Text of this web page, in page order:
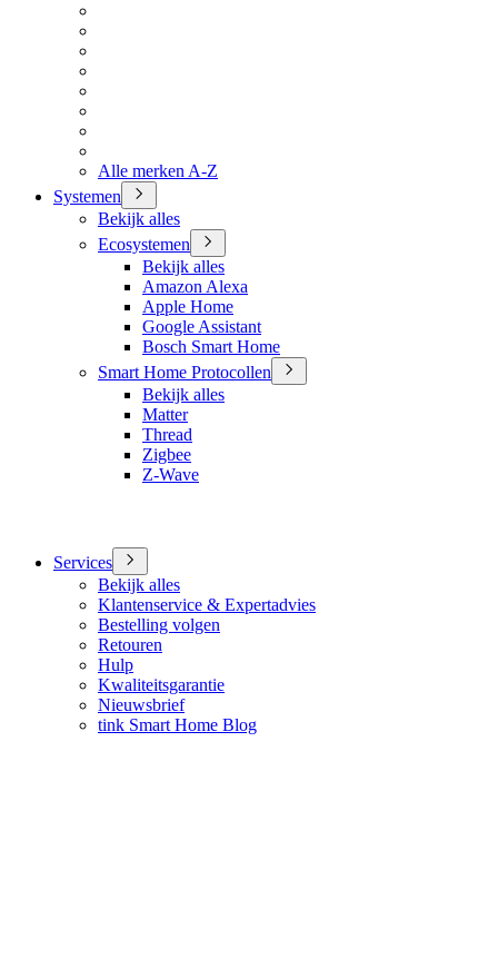
Alle merken A-Z
Systemen
Bekijk alles
Ecosystemen
Bekijk alles
Amazon Alexa
Apple Home
Google Assistant
Bosch Smart Home
Smart Home Protocollen
Bekijk alles
Matter
Thread
Zigbee
Z-Wave
Services
Bekijk alles
Klantenservice & Expertadvies
Bestelling volgen
Retouren
Hulp
Kwaliteitsgarantie
Nieuwsbrief
tink Smart Home Blog